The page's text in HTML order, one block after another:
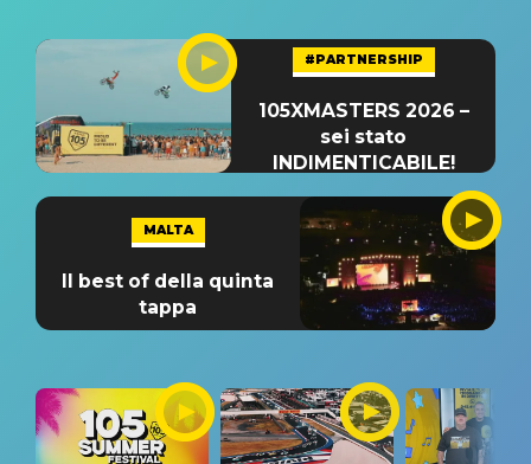
#PARTNERSHIP
105XMASTERS 2026 –
sei stato
INDIMENTICABILE!
MALTA
Il best of della quinta
tappa